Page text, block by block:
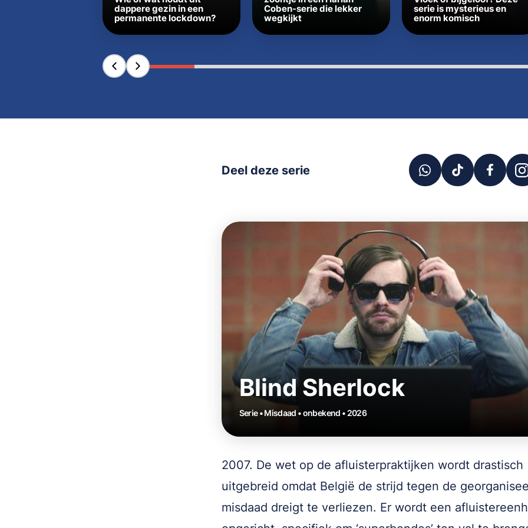
dappere gezin in een
permanente lockdown?
Coben-serie die lekker
wegkijkt
serie is mysterieus en
enorm komisch
Deel deze serie
Blind Sherlock
Serie • Misdaad • onbekend • 2026
2007. De wet op de afluisterpraktijken wordt drastisch
uitgebreid omdat België de strijd tegen de
misdaad dreigt te verliezen. Er wordt een